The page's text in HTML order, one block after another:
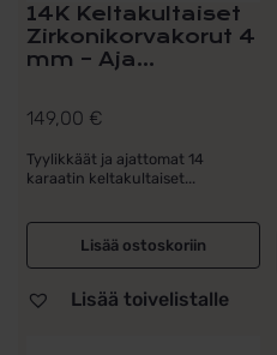
14K Keltakultaiset
Zirkonikorvakorut 4
mm – Aja...
149,00 €
Tyylikkäät ja ajattomat 14
karaatin keltakultaiset...
Lisää ostoskoriin
Lisää toivelistalle